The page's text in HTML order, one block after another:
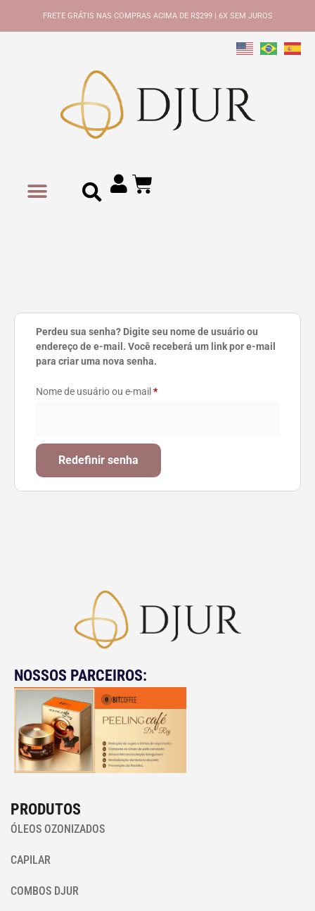
FRETE GRÁTIS NAS COMPRAS ACIMA DE R$299 | 6X SEM JUROS
Perdeu sua senha? Digite seu nome de usuário ou
endereço de e-mail. Você receberá um link por e-mail
para criar uma nova senha.
Nome de usuário ou e-mail *
Redefinir senha
NOSSOS PARCEIROS:
PRODUTOS
ÓLEOS OZONIZADOS
CAPILAR
COMBOS DJUR